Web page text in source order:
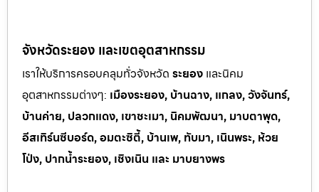
จังหวัดระยอง และเขตอุตสาหกรรม
เราให้บริการครอบคลุมทั่วจังหวัด ระยอง และนิคม
อุตสาหกรรมต่างๆ: เมืองระยอง, บ้านฉาง, แกลง, วังจันทร์,
บ้านค่าย, ปลวกแดง, เขาชะเมา, นิคมพัฒนา, มาบตาพุด,
อีสเทิร์นซีบอร์ด, อมตะซิตี้, บ้านเพ, ทับมา, เนินพระ, ห้วย
โป่ง, ปากน้ำระยอง, เชิงเนิน และ มาบยางพร